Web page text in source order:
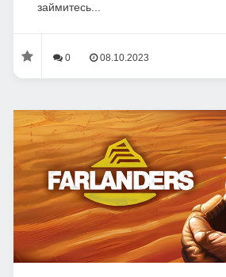
займитесь...
0 08.10.2023